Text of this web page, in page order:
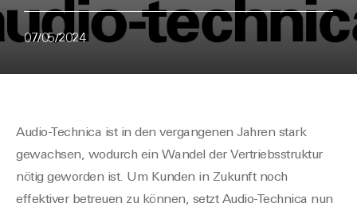
07/05/2024
Audio-Technica ist in den vergangenen Jahren stark
gewachsen, wodurch ein Wandel der Vertriebsstruktur
nötig geworden ist. Um Kunden in Zukunft noch
effektiver betreuen zu können, setzt Audio-Technica nun